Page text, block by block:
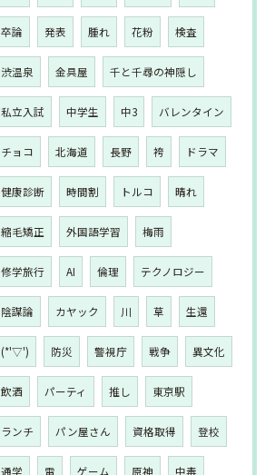
卒論 発表 腫れ 花粉 検査
渋温泉 金具屋 千と千尋の神隠し
私立入試 中学生 中3 バレンタイン
チョコ 北海道 長野 袴 ドラマ
健康診断 時間割 トルコ 晴れ
縮毛矯正 外国語学習 梅雨
修学旅行 AI 倫理 テクノロジー
陰謀論 カヤック 川 草 生還
(*'▽') 防災 警視庁 戦争 異文化
飲酒 パーティ 推し 東京駅
ランチ パン屋さん 資格取得 登校
通学 雷 ゲーム 原神 中毒